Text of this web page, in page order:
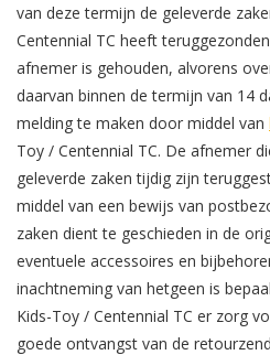
van deze termijn de geleverde
Centennial TC heeft
afnemer is gehouden, alvorens
daarvan binnen de termijn van 14
melding te maken door middel van
Toy / Centennial TC. De afnemer
geleverde zaken tijdig zijn
middel van een bewijs van
zaken dient te geschieden in de
eventuele accessoires en
inachtneming van hetgeen is
Kids-Toy / Centennial TC er zorg
goede ontvangst van de